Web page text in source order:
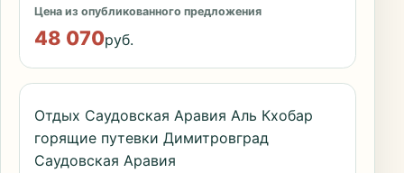
Цена из опубликованного предложения
48 070руб.
Отдых Саудовская Аравия Аль Кхобар
горящие путевки Димитровград
Саудовская Аравия